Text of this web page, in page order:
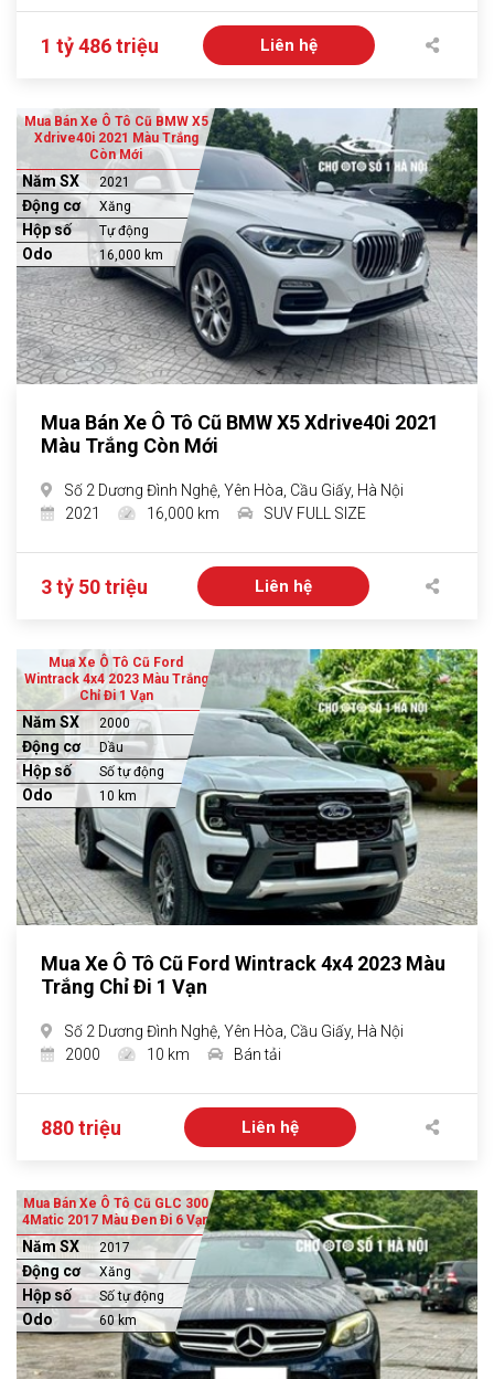
1 tỷ 486 triệu Liên hệ
Mua Bán Xe Ô Tô Cũ BMW X5
Xdrive40i 2021 Màu Trắng
Còn Mới
Năm SX 2021
Động cơ Xăng
Hộp số Tự động
Odo 16,000 km
Mua Bán Xe Ô Tô Cũ BMW X5 Xdrive40i 2021
Màu Trắng Còn Mới
Số 2 Dương Đình Nghệ, Yên Hòa, Cầu Giấy, Hà Nội
2021
16,000 km SUV FULL SIZE
3 tỷ 50 triệu Liên hệ
Mua Xe Ô Tô Cũ Ford
Wintrack 4x4 2023 Màu Trắng
Chỉ Đi 1 Vạn
Năm SX 2000
Động cơ Dầu
Hộp số Số tự động
Odo 10 km
Mua Xe Ô Tô Cũ Ford Wintrack 4x4 2023 Màu
Trắng Chỉ Đi 1 Vạn
Số 2 Dương Đình Nghệ, Yên Hòa, Cầu Giấy, Hà Nội
2000
10 km Bán tải
880 triệu Liên hệ
Mua Bán Xe Ô Tô Cũ GLC 300
4Matic 2017 Màu Đen Đi 6 Vạn
Năm SX 2017
Động cơ Xăng
Hộp số Số tự động
Odo 60 km